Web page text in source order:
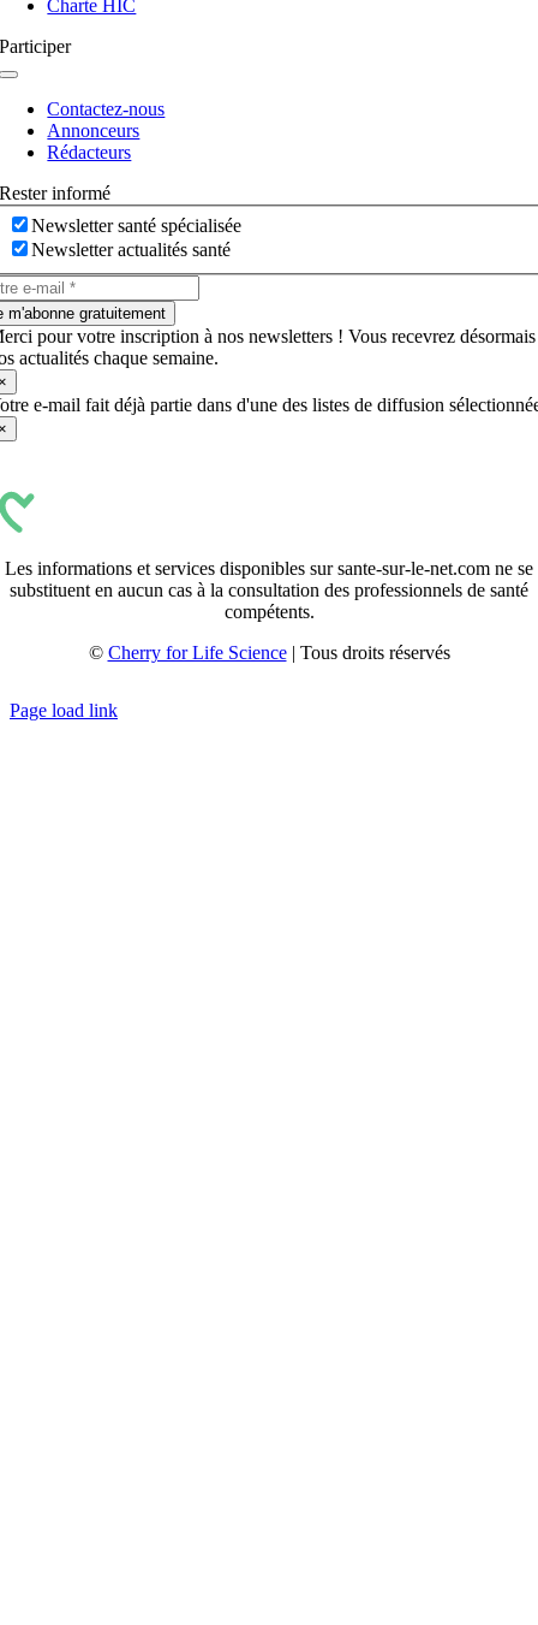
Charte HIC
Participer
Navigation
basculeContactez-nous
Annonceurs
Rédacteurs
Rester informé
Newsletter santé spécialisée
Newsletter actualités santé
m'abonne gratuitement
pour votre inscription à nos newsletters ! Vous recevrez désormais
actualités chaque semaine.
e-mail fait déjà partie dans d'une des listes de diffusion
Les informations et services disponibles sur sante-sur-le-net.com ne se
substituent en aucun cas à la consultation des professionnels de santé
compétents.
© Cherry for Life Science| Tous droits réservés
Page load link